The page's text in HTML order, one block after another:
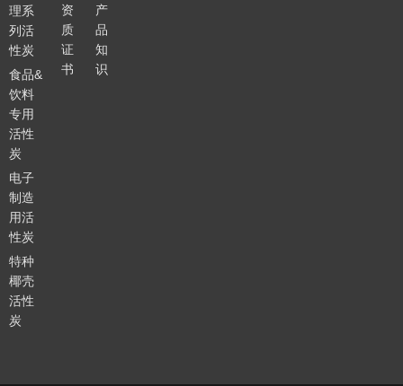
理系
列活
性炭
食品&
饮料
专用
活性
炭
电子
制造
用活
性炭
特种
椰壳
活性
炭
资
质
证
书
产
品
知
识